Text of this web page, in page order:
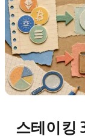
스테이킹